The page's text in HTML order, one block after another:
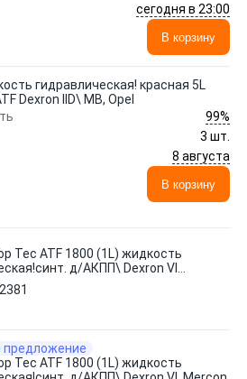
сегодня в 23:00
В корзину
гидравлическая! красная 5L
Dexron IID\ MB, Opel
99%
3 шт.
8 августа
В корзину
Tec ATF 1800 (1L) жидкость
д/АКПП\ Dexron VI,
2381
предложение
Tec ATF 1800 (1L) жидкость